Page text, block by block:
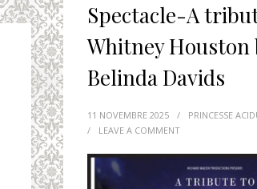
Spectacle-A
Whitney Houston
Belinda Davids
11 NOVEMBRE 2025 / PRINCESSE
/
LEAVE A COMMENT